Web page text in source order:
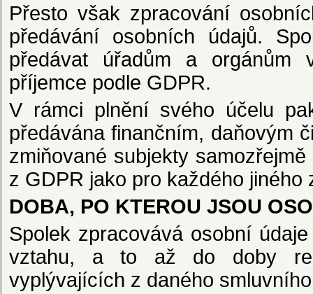
Přesto však zpracování
předávání osobních údajů.
předávat úřadům a orgánům
příjemce podle GDPR.
V rámci plnění svého účelu
předávána finančním, daňovým
zmiňované subjekty
z GDPR jako pro každého
DOBA, PO KTEROU JSOU
Spolek zpracovává osobní
vztahu, a to až do doby
vyplývajících z daného